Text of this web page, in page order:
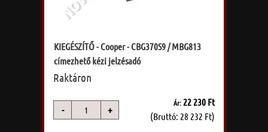
KIEGÉSZÍTŐ - Cooper - CBG370S9 / MBG813
címezhető kézi jelzésadó
Raktáron
- +
Ár:22 230 Ft
(Bruttó: 28 232 Ft)